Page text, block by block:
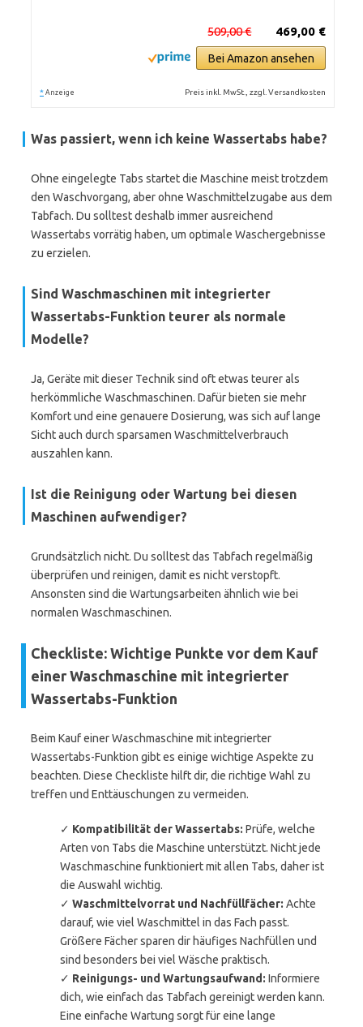
469,00 €
509,00 €
Bei Amazon ansehen
* Anzeige Preis inkl. MwSt., zzgl. Versandkosten
Was passiert, wenn ich keine Wassertabs habe?
Ohne eingelegte Tabs startet die Maschine meist trotzdem
den Waschvorgang, aber ohne Waschmittelzugabe aus dem
Tabfach. Du solltest deshalb immer ausreichend
Wassertabs vorrätig haben, um optimale Waschergebnisse
zu erzielen.
Sind Waschmaschinen mit integrierter
Wassertabs-Funktion teurer als normale
Modelle?
Ja, Geräte mit dieser Technik sind oft etwas teurer als
herkömmliche Waschmaschinen. Dafür bieten sie mehr
Komfort und eine genauere Dosierung, was sich auf lange
Sicht auch durch sparsamen Waschmittelverbrauch
auszahlen kann.
Ist die Reinigung oder Wartung bei diesen
Maschinen aufwendiger?
Grundsätzlich nicht. Du solltest das Tabfach regelmäßig
überprüfen und reinigen, damit es nicht verstopft.
Ansonsten sind die Wartungsarbeiten ähnlich wie bei
normalen Waschmaschinen.
Checkliste: Wichtige Punkte vor dem Kauf
einer Waschmaschine mit integrierter
Wassertabs-Funktion
Beim Kauf einer Waschmaschine mit integrierter
Wassertabs-Funktion gibt es einige wichtige Aspekte zu
beachten. Diese Checkliste hilft dir, die richtige Wahl zu
treffen und Enttäuschungen zu vermeiden.
✓ Kompatibilität der Wassertabs: Prüfe, welche
Arten von Tabs die Maschine unterstützt. Nicht jede
Waschmaschine funktioniert mit allen Tabs, daher ist
die Auswahl wichtig.
✓ Waschmittelvorrat und Nachfüllfächer: Achte
darauf, wie viel Waschmittel in das Fach passt.
Größere Fächer sparen dir häufiges Nachfüllen und
sind besonders bei viel Wäsche praktisch.
✓ Reinigungs- und Wartungsaufwand: Informiere
dich, wie einfach das Tabfach gereinigt werden kann.
Eine einfache Wartung sorgt für eine lange